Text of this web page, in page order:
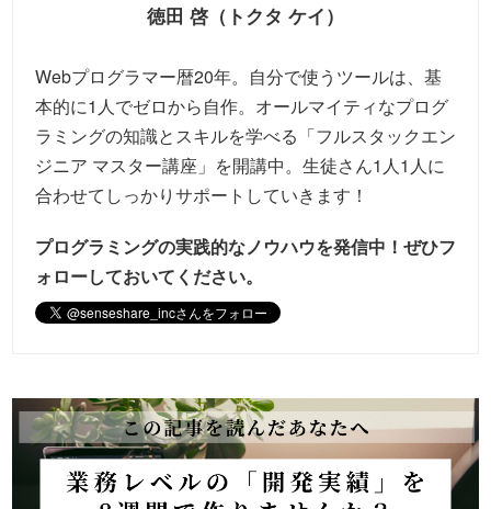
徳田 啓（トクタ ケイ）
Webプログラマー暦20年。自分で使うツールは、基
本的に1人でゼロから自作。オールマイティなプログ
ラミングの知識とスキルを学べる「フルスタックエン
ジニア マスター講座」を開講中。生徒さん1人1人に
合わせてしっかりサポートしていきます！
プログラミングの実践的なノウハウを発信中！ ぜひフ
ォローしておいてください。